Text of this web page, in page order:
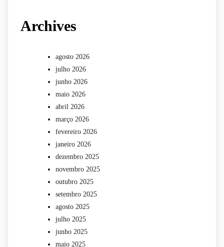
Archives
agosto 2026
julho 2026
junho 2026
maio 2026
abril 2026
março 2026
fevereiro 2026
janeiro 2026
dezembro 2025
novembro 2025
outubro 2025
setembro 2025
agosto 2025
julho 2025
junho 2025
maio 2025